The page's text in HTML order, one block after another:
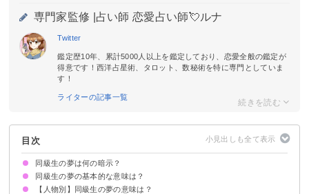
専門家監修 | 占い師 恋愛占い師💘ルナ
Twitter
鑑定歴10年、累計5000人以上を鑑定しており、恋愛全般の鑑定が
得意です！西洋占星術、タロット、数秘術を特に専門としていま
す！
ライターの記事一覧
目次
同級生の夢は何の暗示？
同級生の夢の基本的な意味は？
現在の人間関係の暗示
よく見る場合は再会の前触れ
状況によって意味が決まる
【人物別】同級生の夢の意味は？